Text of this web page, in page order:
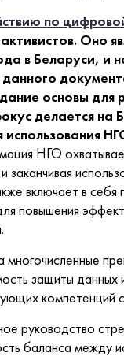
по
Оно
в Беларуси, и
основы
делается
НГО
заканчивая
включает в себя
повышения
защиты
руководство
баланса между